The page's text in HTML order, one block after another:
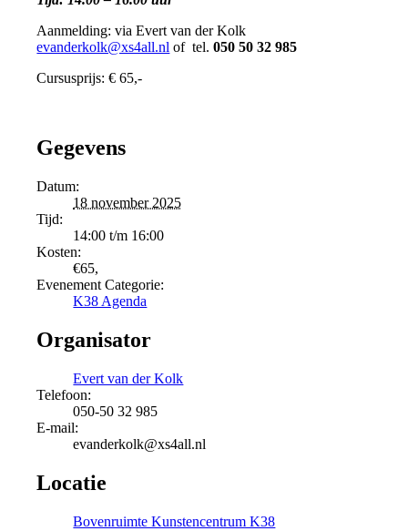
Aanmelding: via Evert van der Kolk
evanderkolk@xs4all.nl of tel.050 50 32 985
Cursusprijs: € 65,-
Gegevens
Datum:
18 november 2025
Tijd:
14:00 t/m 16:00
Kosten:
€65,
Evenement Categorie:
K38 Agenda
Organisator
Evert van der Kolk
Telefoon:
050-50 32 985
E-mail:
evanderkolk@xs4all.nl
Locatie
Bovenruimte Kunstencentrum K38